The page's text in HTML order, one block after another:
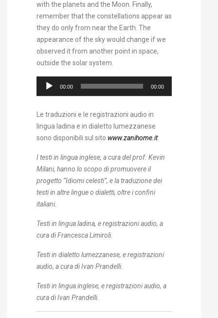
with the planets and the Moon. Finally,
remember that the constellations appear as
they do only from near the Earth. The
appearance of the sky would change if we
observed it from another point in space,
outside the solar system.
Audio
00:00 00:00
Le traduzioni e le registrazioni audio in
lingua ladina e in dialetto lumezzanese
sono disponibili sul sito www.zanihome.it
I testi in lingua inglese, a cura del prof. Kevin
Milani, hanno lo scopo di promuovere il
progetto “Idiomi celesti”, e la traduzione dei
testi in altre lingue o dialetti, oltre i confini
italiani.
Testi in lingua ladina, e registrazioni audio, a
cura di Francesca Limiroli.
Testi in dialetto lumezzanese, e registrazioni
audio, a cura di Ivan Prandelli.
Testi in lingua inglese, e registrazioni audio, a
cura di Ivan Prandelli.